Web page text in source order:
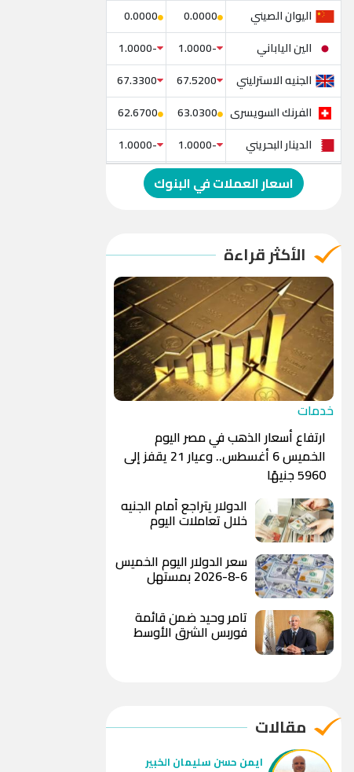
اليوان الصيني
0.0000
0.0000
الين الياباني
-1.0000
-1.0000
الجنيه الاسترليني
67.5200
67.3300
الفرنك السويسرى
63.0300
62.6700
الدينار البحريني
-1.0000
-1.0000
الدولار الإسترالي
-1.0000
-1.0000
الدينار الأردني
-1.0000
-1.0000
اسعار العملات في البنوك
الأكثر قراءة
خدمات
ارتفاع أسعار الذهب في مصر اليوم
الخميس 6 أغسطس.. وعيار 21 يقفز إلى
5960 جنيهًا
الدولار يتراجع أمام الجنيه
خلال تعاملات اليوم
ويسجل 49.78 جنيه للبيع
سعر الدولار اليوم الخميس
6-8-2026 بمستهل
التعاملات الصباحية
تامر وحيد ضمن قائمة
فوربس الشرق الأوسط
لأقوى 100 رئيس تنفيذي
مقالات
ايمن حسن سليمان الخبير